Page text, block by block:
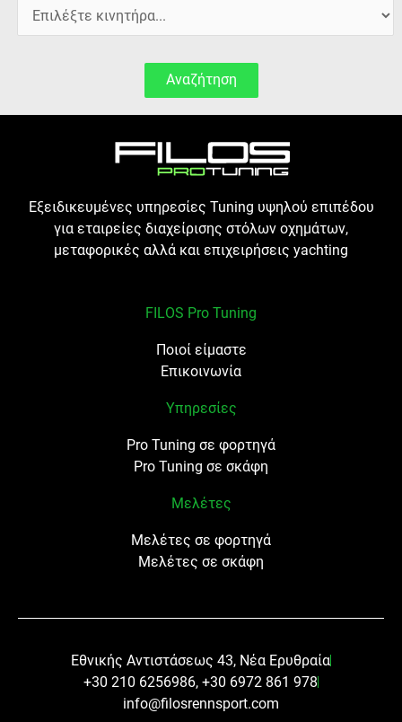
Αναζήτηση
Εξειδικευμένες υπηρεσίες Tuning υψηλού επιπέδου
για εταιρείες διαχείρισης στόλων οχημάτων,
μεταφορικές αλλά και επιχειρήσεις yachting
FILOS Pro Tuning
Ποιοί είμαστε
Επικοινωνία
Υπηρεσίες
Pro Tuning σε φορτηγά
Pro Tuning σε σκάφη
Μελέτες
Μελέτες σε φορτηγά
Μελέτες σε σκάφη
Εθνικής Αντιστάσεως 43, Νέα Ερυθραία
+30 210 6256986, +30 6972 861 978
info@filosrennsport.com